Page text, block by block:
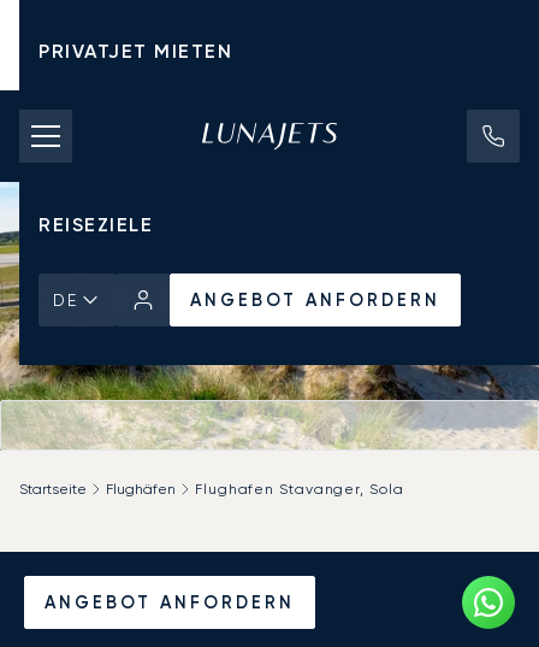
PRIVATJET MIETEN
CHARTERPREISE
PRIVATJETS
REISEZIELE
DE ANGEBOT ANFORDERN
ANGEBOT ANFORDERN
Startseite Flughäfen Flughafen Stavanger, Sola
Privatjet chartern zum
Flughafen Stavanger, Sola